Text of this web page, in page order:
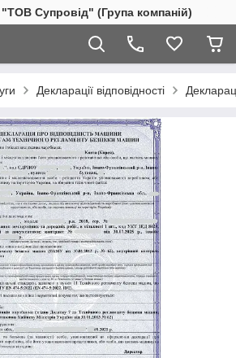
"ТОВ Супровід" (Група компаній)
Декларації відповідності